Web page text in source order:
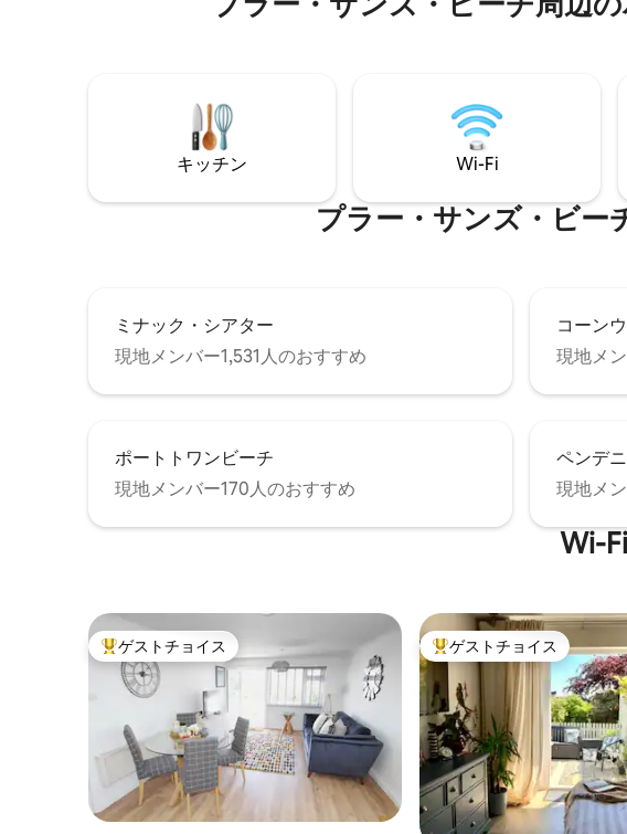
整ったキッチンと、薪ストーブのあるリ
ム、シャワー付きの小さなダブルベッド
シャワー付きの豪華なバスルーム。 ジャ
グジー（料金はメッセージでお問い合わ
場、バーベキュー、犬同伴OK
の入り口があります。 キ
名様のオプションを選択し
Wi-Fi。ヴィーガンハウス
ング。 朝食にはシリアル
ー、植物由来のミルクを
ます。小さな冷蔵庫と飲料
あります。電子レンジ。無
キッチン Wi-Fi
プラー・サンズ・ビー
ミナック・シアター
現地メンバー1,531人のおすすめ
コーン
現地メ
ポートトワンビーチ
現地メンバー170人のおすすめ
ペンデ
現地メ
Wi-
大好評のゲストチョイスです。
ゲストチョイス 大好評のゲストチョイスで
ゲストチョイス